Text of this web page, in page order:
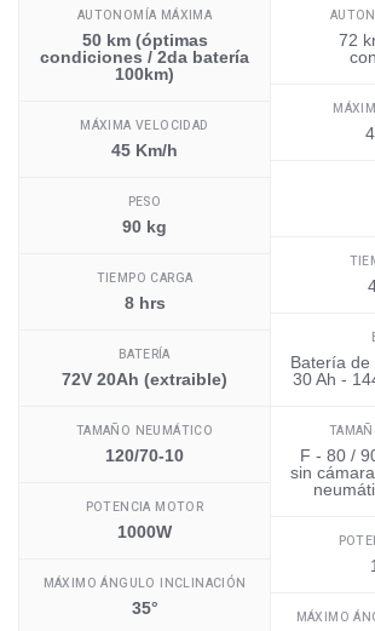
AUTONOMÍA MÁXIMA
50 km (óptimas
condiciones / 2da batería
100km)
MÁXIMA VELOCIDAD
45 Km/h
PESO
90 kg
TIEMPO CARGA
8 hrs
BATERÍA
72V 20Ah (extraible)
TAMAÑO NEUMÁTICO
120/70-10
POTENCIA MOTOR
1000W
MÁXIMO ÁNGULO INCLINACIÓN
35°
72
Batería de
30 Ah -
F - 80 /
sin
MÁXIMO